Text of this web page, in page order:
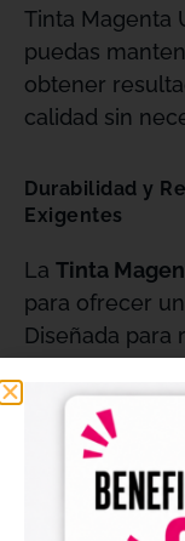
Tinta Magenta
puedas
obtener
calidad sin
Durabilidad y
Exigentes
La Tinta
para ofrecer
Diseñada para
y el brillo de
condiciones
productos
humedad o el
impresiones